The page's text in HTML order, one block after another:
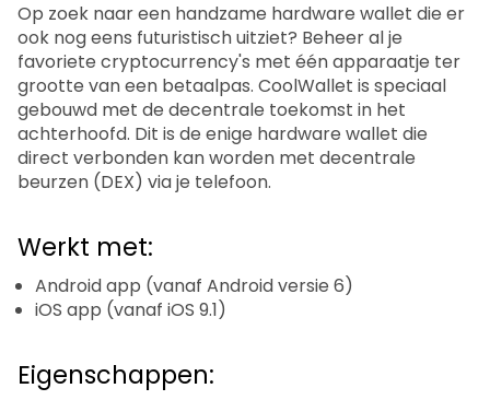
Op zoek naar een handzame hardware wallet die er
ook nog eens futuristisch uitziet? Beheer al je
favoriete cryptocurrency's met één apparaatje ter
grootte van een betaalpas. CoolWallet is speciaal
gebouwd met de decentrale toekomst in het
achterhoofd. Dit is de enige hardware wallet die
direct verbonden kan worden met decentrale
beurzen (DEX) via je telefoon.
Werkt met:
Android app (vanaf Android versie 6)
iOS app (vanaf iOS 9.1)
Eigenschappen: